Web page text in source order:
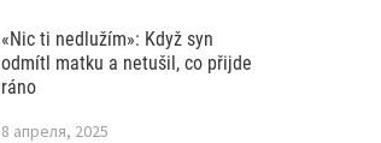
«Nic ti nedlužím»: Když syn
odmítl matku a netušil, co přijde
ráno
8 апреля, 2025